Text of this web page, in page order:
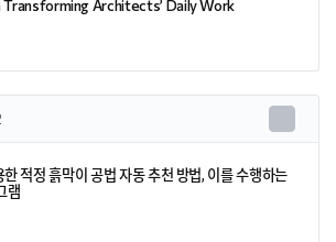
Architects’ Daily Work
적정 흙막이 공법 자동 추천 방법, 이를 수행하는
램